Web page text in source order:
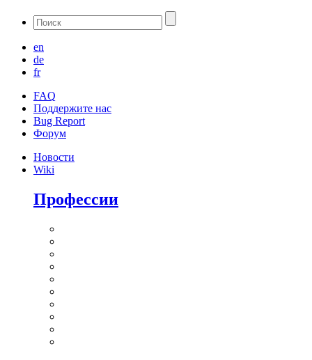
en
de
fr
FAQ
Поддержите нас
Bug Report
Форум
Новости
Wiki
Профессии